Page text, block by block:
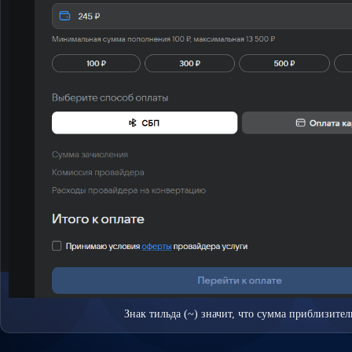
Знак тильда (~) значит, что сумма